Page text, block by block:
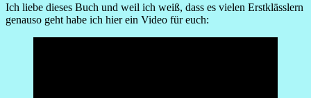
Ich liebe dieses Buch und weil ich weiß, dass es vielen Erstklässlern
genauso geht habe ich hier ein Video für euch: